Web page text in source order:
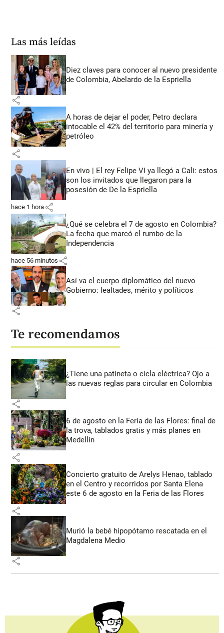
Las más leídas
Diez claves para conocer al nuevo presidente
de Colombia, Abelardo de la Espriella
share
A horas de dejar el poder, Petro declara
intocable el 42% del territorio para minería y
petróleo
share
En vivo | El rey Felipe VI ya llegó a Cali: estos
son los invitados que llegaron para la
posesión de De la Espriella
hace 1 hora share
¿Qué se celebra el 7 de agosto en Colombia?
La fecha que marcó el rumbo de la
Independencia
hace 56 minutos share
Así va el cuerpo diplomático del nuevo
Gobierno: lealtades, mérito y políticos
share
Te recomendamos
¿Tiene una patineta o cicla eléctrica? Ojo a
las nuevas reglas para circular en Colombia
share
6 de agosto en la Feria de las Flores: final de
la trova, tablados gratis y más planes en
Medellín
share
Concierto gratuito de Arelys Henao, tablado
en el Centro y recorridos por Santa Elena
este 6 de agosto en la Feria de las Flores
share
Murió la bebé hipopótamo rescatada en el
Magdalena Medio
share